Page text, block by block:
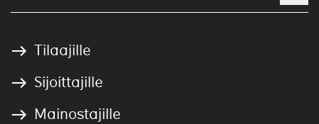
Tilaajille
Sijoittajille
Mainostajille